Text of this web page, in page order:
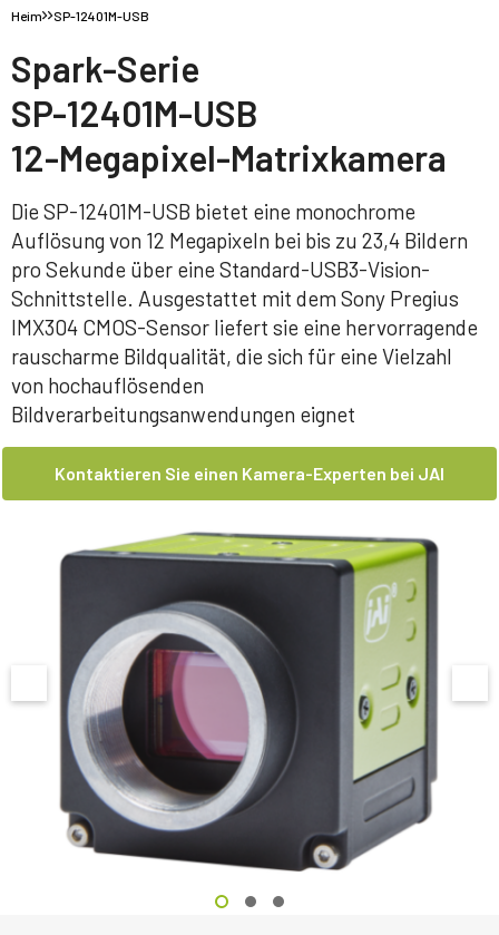
Heim SP-12401M-USB
Spark-Serie
SP-12401M-USB
12-Megapixel-Matrixkamera
Die SP-12401M-USB bietet eine monochrome
Auflösung von 12 Megapixeln bei bis zu 23,4 Bildern
pro Sekunde über eine Standard-USB3-Vision-
Schnittstelle. Ausgestattet mit dem Sony Pregius
IMX304 CMOS-Sensor liefert sie eine hervorragende
rauscharme Bildqualität, die sich für eine Vielzahl
von hochauflösenden
Bildverarbeitungsanwendungen eignet
Kontaktieren Sie einen Kamera-Experten bei JAI